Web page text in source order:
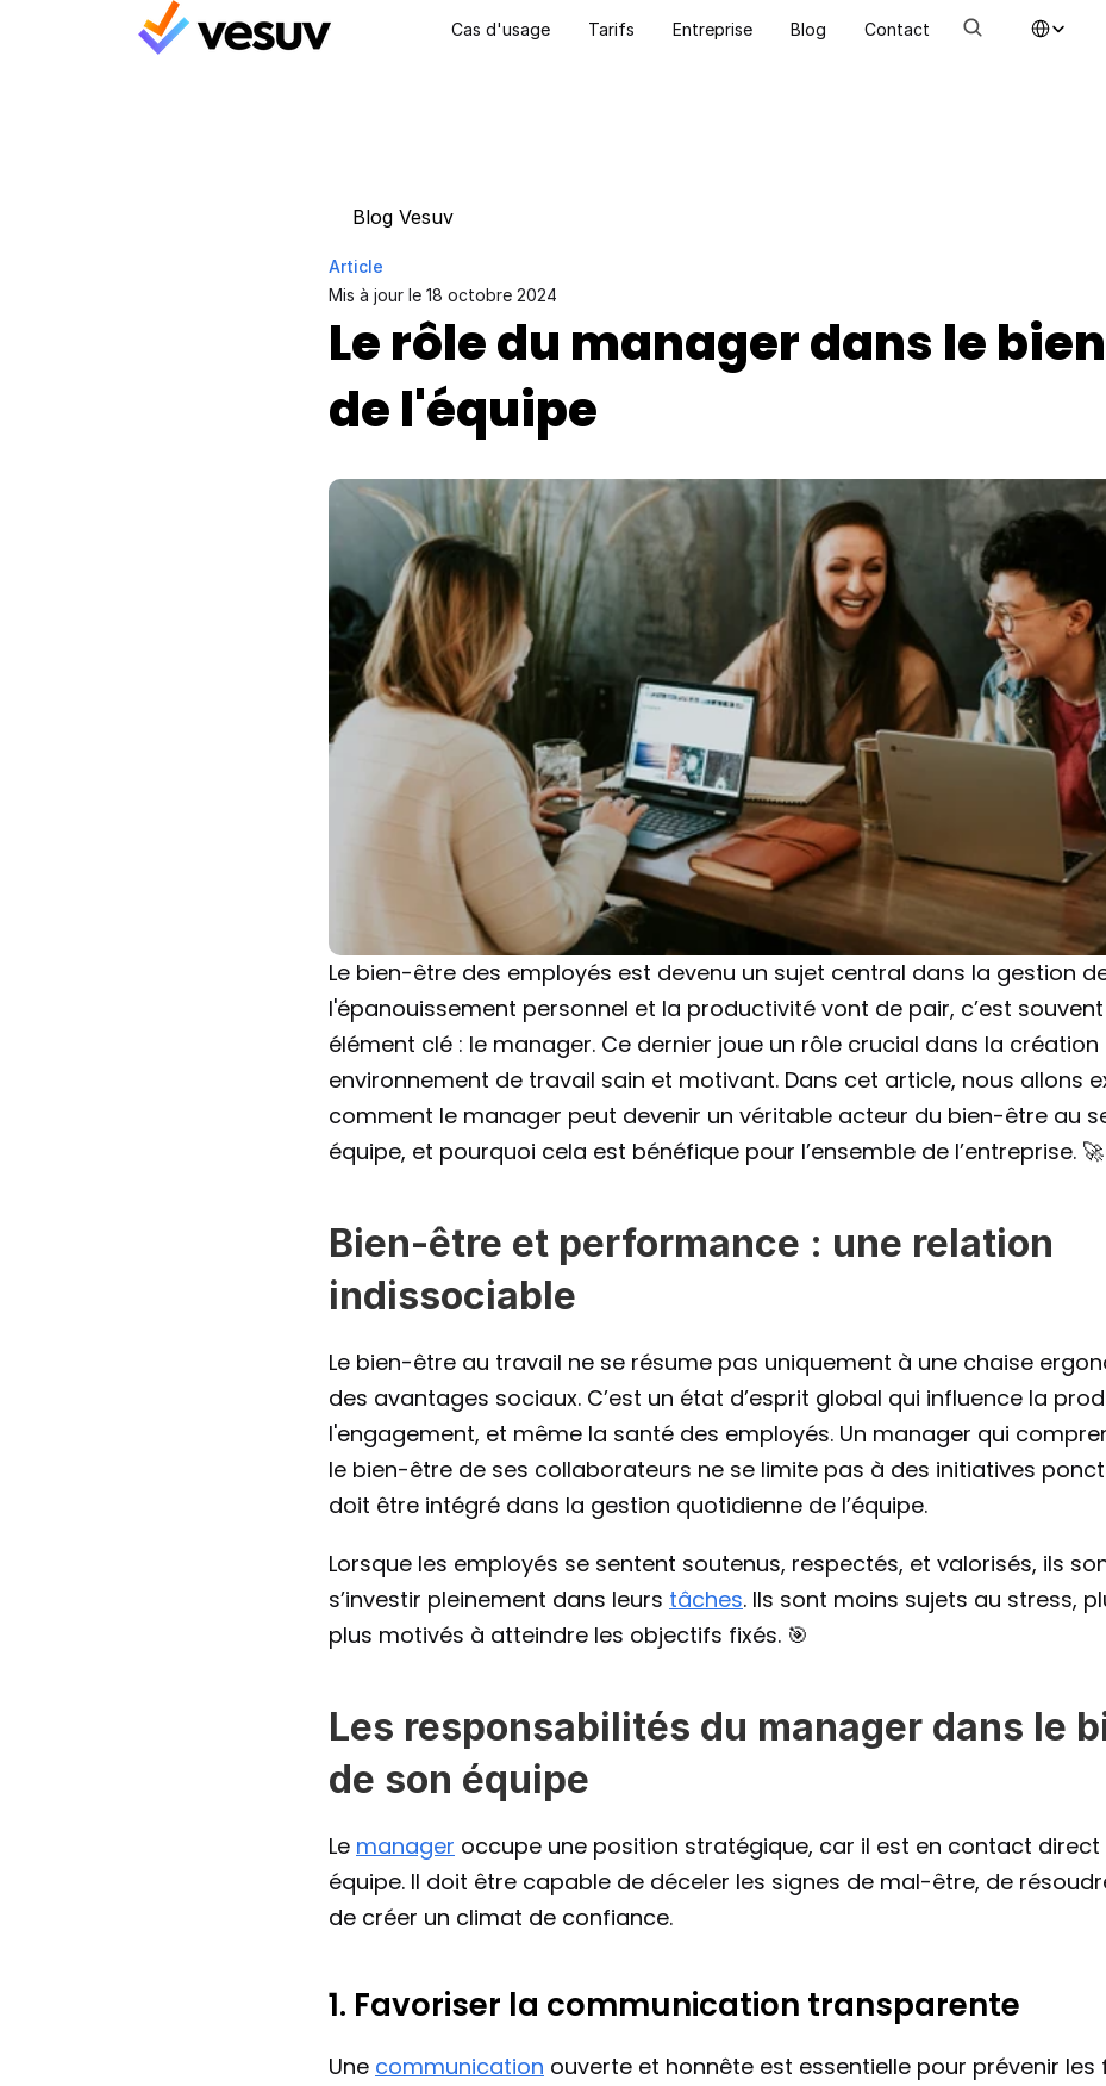
Cas d'usage Tarifs Entreprise Blog Contact
Blog Vesuv
Article
Mis à jour le 18 octobre 2024
Le rôle du manager dans le
de l'équipe
Le bien-être des employés est devenu un sujet central dans la gestion
l'épanouissement personnel et la productivité vont de pair, c’est
élément clé : le manager. Ce dernier joue un rôle crucial dans la création
environnement de travail sain et motivant. Dans cet article, nous allons
comment le manager peut devenir un véritable acteur du bien-être au
équipe, et pourquoi cela est bénéfique pour l’ensemble de l’entreprise. 🚀
Bien-être et performance : une relation
indissociable
Le bien-être au travail ne se résume pas uniquement à une chaise
des avantages sociaux. C’est un état d’esprit global qui influence la
l'engagement, et même la santé des employés. Un manager qui
le bien-être de ses collaborateurs ne se limite pas à des initiatives
doit être intégré dans la gestion quotidienne de l’équipe.
Lorsque les employés se sentent soutenus, respectés, et valorisés, ils
s’investir pleinement dans leurs tâches. Ils sont moins sujets au stress,
plus motivés à atteindre les objectifs fixés. 🎯
Les responsabilités du manager dans le
de son équipe
Le manager occupe une position stratégique, car il est en contact direct
équipe. Il doit être capable de déceler les signes de mal-être, de
de créer un climat de confiance.
1. Favoriser la communication transparente
Une communication ouverte et honnête est essentielle pour prévenir